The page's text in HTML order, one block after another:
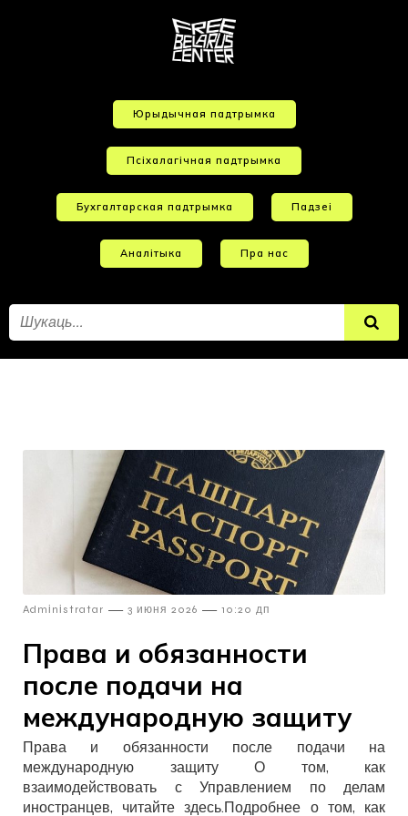
Юрыдычная падтрымка
Псіхалагічная падтрымка
Бухгалтарская падтрымка Падзеі
Аналітыка Пра нас
Admіnіstratar — 3 июня 2026 — 10:20 дп
Права и обязанности
после подачи на
международную защиту
Права и обязанности после подачи на
международную защиту О том, как
взаимодействовать с Управлением по делам
иностранцев, читайте здесь.Подробнее о том, как